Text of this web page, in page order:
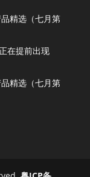
精选（七月第
在提前出现
精选（七月第